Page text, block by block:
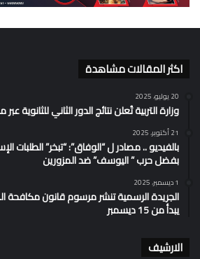
اكثر المقالات مشاهدة
20 يوليو، 2025
وزارة التربية تُعلن نتائج الدور الثاني
21 أكتوبر، 2025
بالفيديو .. مصادر ل “الوفاق”: “تبخر” الطلبات
بفضل حرب ” اليوسف” ضد المزورين
1 ديسمبر، 2025
الجريدة الرسمية تنشر مرسوم قانون مكافحة
يبدأ من 15 ديسمبر
الارشيف